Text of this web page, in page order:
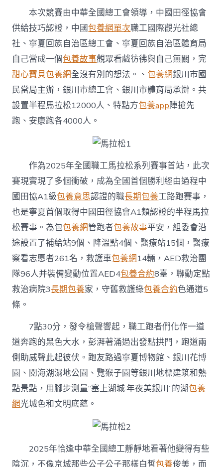
川
站）
豪
情
開
跑〉
中
本次競賽由中華全國總工會領導，中國田徑協會
供給技巧認證，中國包養網單次職工國際觀光社總
社、寧夏回族自治區總工會、寧夏回族自治區體育局
自己當成一個包養故事觀眾看戲彷彿與自己無關，完
甜心寶貝包養網全沒有別的想法。、包養網銀川市國
民當局主辦，銀川市總工會、銀川市體育局承辦。共
設置半程馬拉松12000人、特點方包養app陣搶先
跑、安康跑各4000人。
作為2025年全國職工馬拉松系列賽事首站，此次
賽現實現了多個衝破，成為全國首個勝利經由過程中
國田協A1級包養意思認證的職長期包養工路跑賽事，
也是寧夏首個取得中國田徑協會A1類認證的半程馬拉
松賽事。為包包養網管跑者包養故事平安，組委會沿
途設置了補給站9個、降溫點4個、醫療站15個，醫療
察看志愿者261名，救護車包養網14輛，AED救治團
隊96人并裝備變動位置AED4包養合約8臺，聯動定點
救治病院3長期包養家，守舊救護綠包養合約色通道5
條。
7點30分，發令槍聲響起，職工跑者們化作一道
道奔跑的黑色大水，彭湃著涌過出發點拱門，跑道兩
側助威聲此起彼伏。跑友路過寧夏博物館、銀川花博
園、閱海湖濕地公園、覽猴子園等銀川地標建筑和熱
點景點，用腳步測量“塞上湖城·年夜美銀川”的湖包養
網光城色和文明底蘊。
2025年恰逢中華全國總工靜靜地看著他變得有些
陰沉，不像京城那些公子公子那樣白皙包養俊美，而